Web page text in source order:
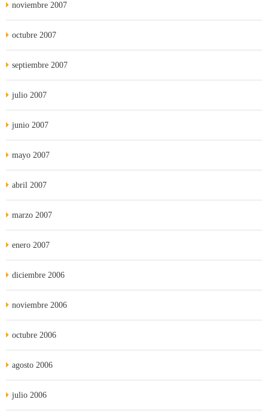
noviembre 2007
octubre 2007
septiembre 2007
julio 2007
junio 2007
mayo 2007
abril 2007
marzo 2007
enero 2007
diciembre 2006
noviembre 2006
octubre 2006
agosto 2006
julio 2006